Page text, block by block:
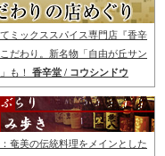
ミックススパイス専門店『香辛
だわり。新名物「自由が丘サン
も！ 香辛堂 / コウシンドウ
奄美の伝統料理をメインとした